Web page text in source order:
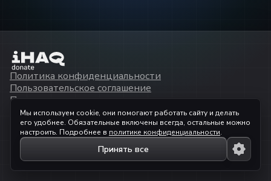
Политика конфиденциальности
Пользовательское соглашение
Помощь
API
ООО «АЙХАКЮ»ИНН9729363288
© 2023 —2026ihaqdonate.com
Мы используем cookie, они помогают работать сайту и делать
его удобнее. Обязательные включены всегда, остальные можно
настроить. Подробнее в политике конфиденциальности.
Принять все